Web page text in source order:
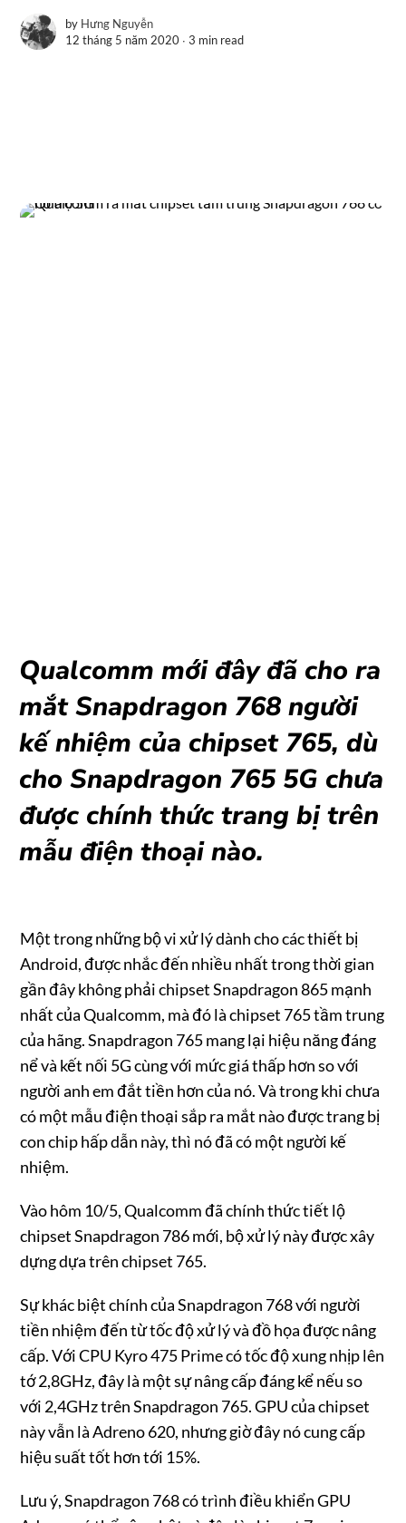
by Hưng Nguyễn
12 tháng 5 năm 2020 ∙3 min read
Qualcomm mới đây đã cho ra
mắt Snapdragon 768 người
kế nhiệm của chipset 765, dù
cho Snapdragon 765 5G chưa
được chính thức trang bị trên
mẫu điện thoại nào.
Một trong những bộ vi xử lý dành cho các thiết bị
Android, được nhắc đến nhiều nhất trong thời gian
gần đây không phải chipset Snapdragon 865 mạnh
nhất của Qualcomm, mà đó là chipset 765 tầm trung
của hãng. Snapdragon 765 mang lại hiệu năng đáng
nể và kết nối 5G cùng với mức giá thấp hơn so với
người anh em đắt tiền hơn của nó. Và trong khi chưa
có một mẫu điện thoại sắp ra mắt nào được trang bị
con chip hấp dẫn này, thì nó đã có một người kế
nhiệm.
Vào hôm 10/5, Qualcomm đã chính thức tiết lộ
chipset Snapdragon 786 mới, bộ xử lý này được xây
dựng dựa trên chipset 765.
Sự khác biệt chính của Snapdragon 768 với người
tiền nhiệm đến từ tốc độ xử lý và đồ họa được nâng
cấp. Với CPU Kyro 475 Prime có tốc độ xung nhịp lên
tớ 2,8GHz, đây là một sự nâng cấp đáng kể nếu so
với 2,4GHz trên Snapdragon 765. GPU của chipset
này vẫn là Adreno 620, nhưng giờ đây nó cung cấp
hiệu suất tốt hơn tới 15%.
Lưu ý, Snapdragon 768 có trình điều khiển GPU